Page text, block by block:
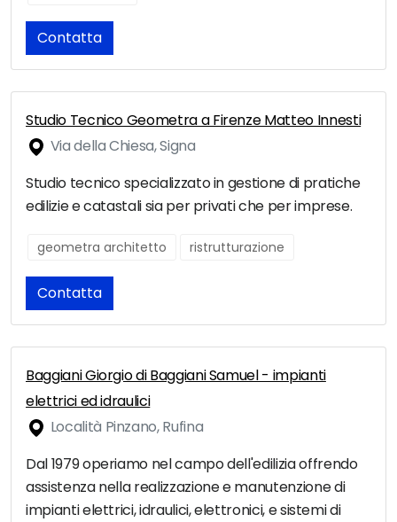
Contatta
Studio Tecnico Geometra a Firenze Matteo Innesti
Via della Chiesa, Signa
Studio tecnico specializzato in gestione di pratiche
edilizie e catastali sia per privati che per imprese.
geometra architetto ristrutturazione
Contatta
Baggiani Giorgio di Baggiani Samuel - impianti
elettrici ed idraulici
Località Pinzano, Rufina
Dal 1979 operiamo nel campo dell'edilizia offrendo
assistenza nella realizzazione e manutenzione di
impianti elettrici, idraulici, elettronici, e sistemi di